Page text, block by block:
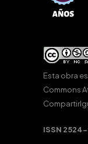
Esta obra
Commons
ISSN